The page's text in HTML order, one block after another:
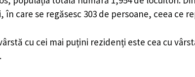
în care se regăsesc 303 de persoane, ceea ce
cu cei mai puțini rezidenți este cea cu